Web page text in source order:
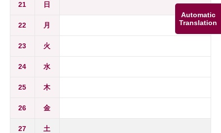
Automatic
Translation
21 日
22 月
23 火
24 水
25 木
26 金
27 土